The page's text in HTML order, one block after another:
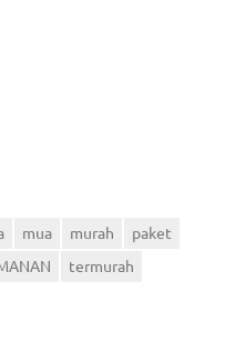
mua murah
paket
termurah